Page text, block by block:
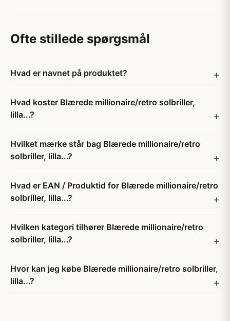
Ofte stillede spørgsmål
Hvad er navnet på produktet?
Hvad koster Blærede millionaire/retro solbriller,
lilla...?
Hvilket mærke står bag Blærede millionaire/retro
solbriller, lilla...?
Hvad er EAN / Produktid for Blærede millionaire/retro
solbriller, lilla...?
Hvilken kategori tilhører Blærede millionaire/retro
solbriller, lilla...?
Hvor kan jeg købe Blærede millionaire/retro solbriller,
lilla...?